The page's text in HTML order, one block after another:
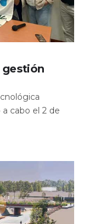
gestión
cabo el 2 de